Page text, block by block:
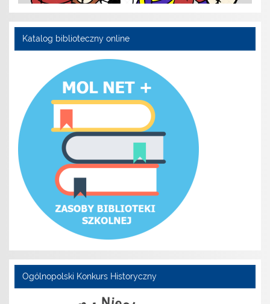
Katalog biblioteczny online
Ogólnopolski Konkurs Historyczny